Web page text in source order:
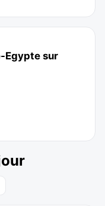
Egypte sur